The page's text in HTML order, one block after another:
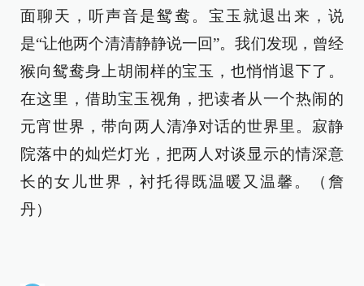
面聊天，听声音是鸳鸯。宝玉就退出来，说
是“让他两个清清静静说一回”。我们发现，曾经
猴向鸳鸯身上胡闹样的宝玉，也悄悄退下了。
在这里，借助宝玉视角，把读者从一个热闹的
元宵世界，带向两人清净对话的世界里。寂静
院落中的灿烂灯光，把两人对谈显示的情深意
长的女儿世界，衬托得既温暖又温馨。（詹
丹）